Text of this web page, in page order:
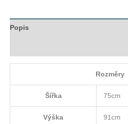
Popis
Rozměry
Šířka 75cm
Výška 91cm